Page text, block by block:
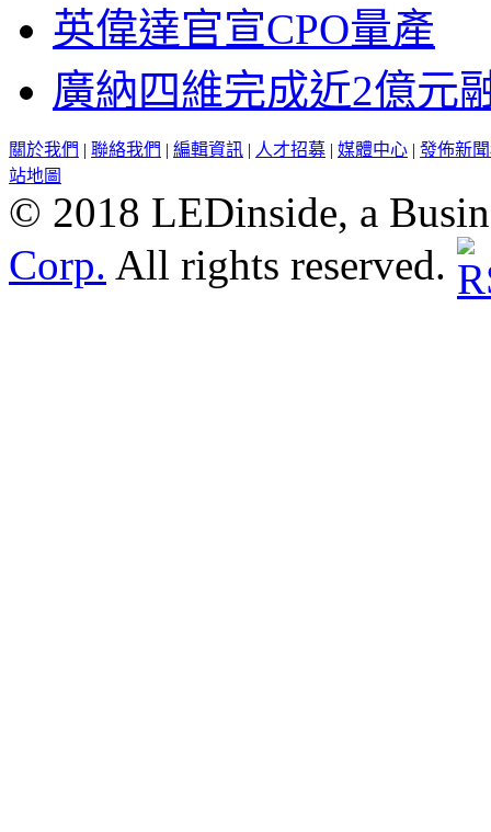
英偉達官宣CPO量產
廣納四維完成近2億元
關於我們 | 聯絡我們 | 編輯資訊 | 人才招募 | 媒體中心 | 發佈新
站地圖
© 2018 LEDinside, a
Corp. All rights reserved.